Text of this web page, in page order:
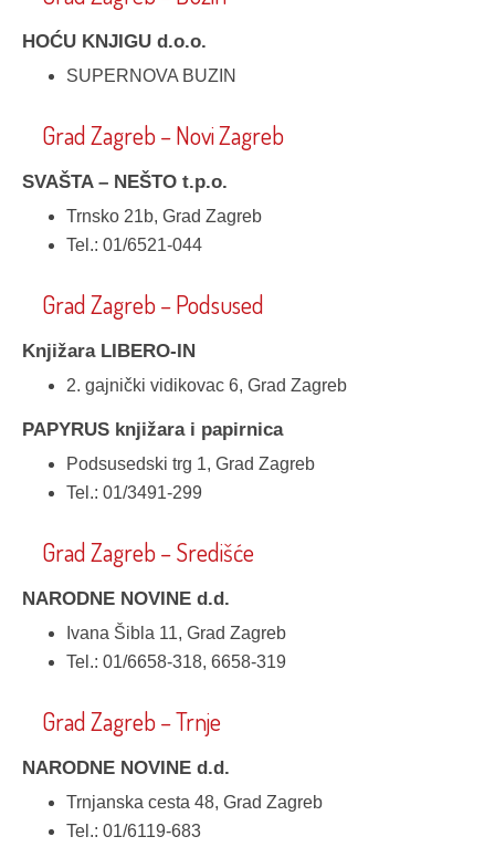
HOĆU KNJIGU d.o.o.
SUPERNOVA BUZIN
Grad Zagreb – Novi Zagreb
SVAŠTA – NEŠTO t.p.o.
Trnsko 21b, Grad Zagreb
Tel.: 01/6521-044
Grad Zagreb – Podsused
Knjižara LIBERO-IN
2. gajnički vidikovac 6, Grad Zagreb
PAPYRUS knjižara i papirnica
Podsusedski trg 1, Grad Zagreb
Tel.: 01/3491-299
Grad Zagreb – Središće
NARODNE NOVINE d.d.
Ivana Šibla 11, Grad Zagreb
Tel.: 01/6658-318, 6658-319
Grad Zagreb – Trnje
NARODNE NOVINE d.d.
Trnjanska cesta 48, Grad Zagreb
Tel.: 01/6119-683